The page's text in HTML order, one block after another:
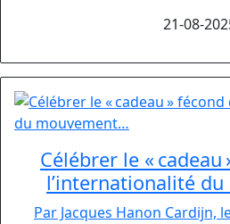
21-08-
Célébrer le « cadeau
l’internationalité
Par Jacques Hanon Cardijn,